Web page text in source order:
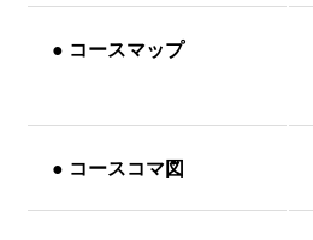
● コースマップ
● コースコマ図